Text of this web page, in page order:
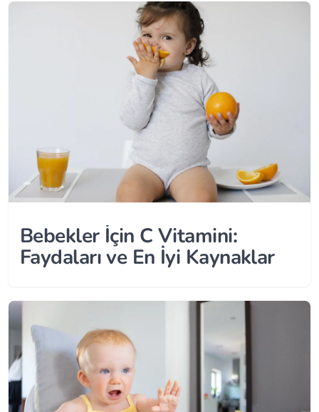
Bebekler İçin C Vitamini:
Faydaları ve En İyi Kaynaklar